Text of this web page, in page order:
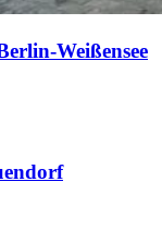
Weißensee